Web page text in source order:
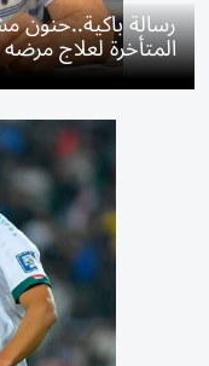
رسالة باكية..حنون
المتأخرة لعلاج